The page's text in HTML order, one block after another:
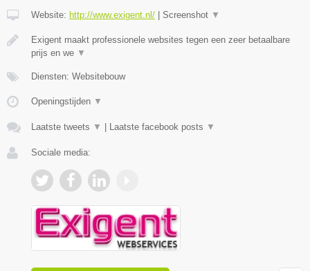
Website: http://www.exigent.nl/ Screenshot ▼
Exigent maakt professionele websites tegen een zeer betaalbare
prijs en we ▼
Diensten: Websitebouw
Openingstijden ▼
Laatste tweets ▼ Laatste facebook posts ▼
Sociale media: